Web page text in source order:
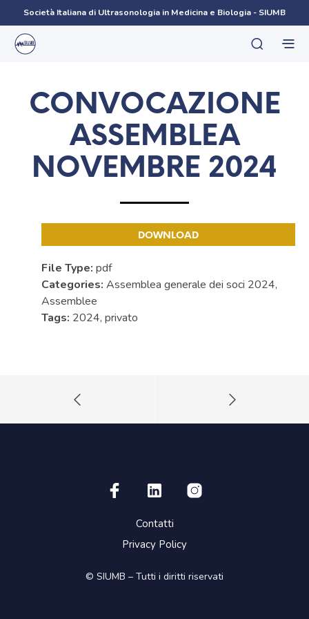
Società Italiana di Ultrasonologia in Medicina e Biologia - SIUMB
CONVOCAZIONE
ASSEMBLEA
NOVEMBRE 2024
DOWNLOAD
File Type: pdf
Categories: Assemblea generale dei soci 2024,
Assemblee
Tags: 2024, privato
Contatti
Privacy Policy
© SIUMB – Tutti i diritti riservati